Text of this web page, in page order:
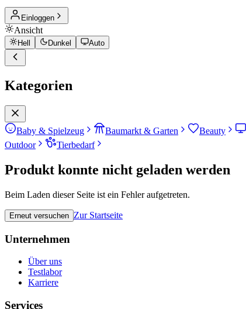
Einloggen
Ansicht
Hell Dunkel Auto
Kategorien
Baby & Spielzeug Baumarkt & Garten Beauty
Outdoor
Tierbedarf
Produkt konnte nicht geladen werden
Beim Laden dieser Seite ist ein Fehler aufgetreten.
Erneut versuchen Zur Startseite
Unternehmen
Über uns
Testlabor
Karriere
Services